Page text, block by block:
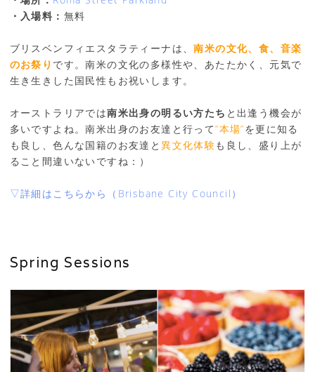
・入場料： 無料
ブリスベンフィエスタラティーナは、南米の文化、食、音楽
のお祭り です。南米の文化の多様性や、あたたかく、元気で
生き生きした国民性もお祝いします。
オーストラリアでは南米出身の明るい方たち と出逢う機会が
多いですよね。南米出身のお友達と行って”本場”を更に知る
も良し、色んな国籍のお友達と異文化体験も良し、盛り上が
ること間違いないですね：）
▽詳細はこちらから（Brisbane City Council）
Spring Sessions